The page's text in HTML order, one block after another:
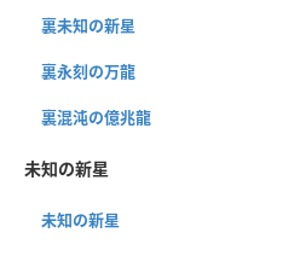
裏未知の新星
裏永刻の万龍
裏混沌の億兆龍
未知の新星
未知の新星